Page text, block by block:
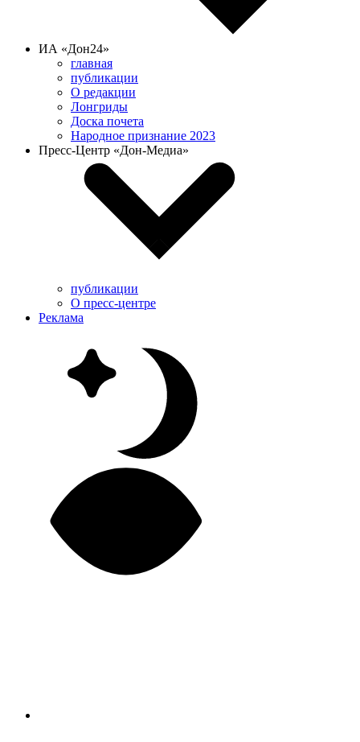
ИА «Дон24»
главная
публикации
О редакции
Лонгриды
Доска почета
Народное признание 2023
Пресс-Центр «Дон-Медиа»
публикации
О пресс-центре
Реклама